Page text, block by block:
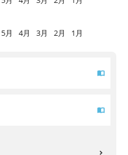
5月 4月 3月 2月 1月